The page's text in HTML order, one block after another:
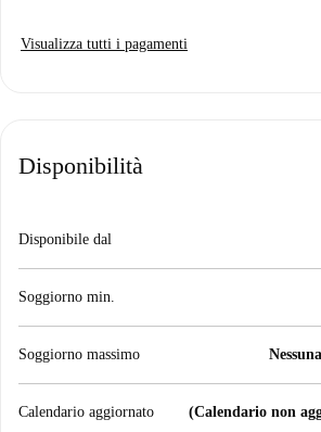
Visualizza tutti i pagamenti
Disponibilità
Disponibile dal
Soggiorno min.
Soggiorno massimo
Calendario aggiornato (Calendario non